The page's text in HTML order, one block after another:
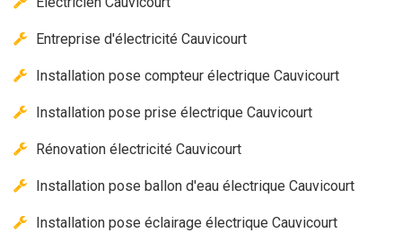
Entreprise d'électricité Cauvicourt
Installation pose compteur électrique Cauvicourt
Installation pose prise électrique Cauvicourt
Rénovation électricité Cauvicourt
Installation pose ballon d'eau électrique Cauvicourt
Installation pose éclairage électrique Cauvicourt